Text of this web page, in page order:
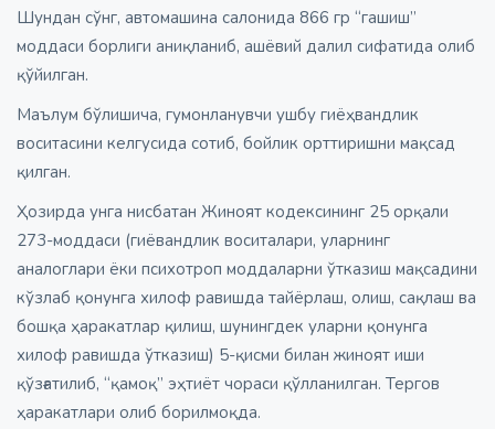
Шундан сўнг, автомашина салонида 866 гр “гашиш”
моддаси борлиги аниқланиб, ашёвий далил сифатида олиб
қўйилган.
Маълум бўлишича, гумонланувчи ушбу гиёҳвандлик
воситасини келгусида сотиб, бойлик орттиришни мақсад
қилган.
Ҳозирда унга нисбатан Жиноят кодексининг 25 орқали
273-моддаси (гиёвандлик воситалари, уларнинг
аналоглари ёки психотроп моддаларни ўтказиш мақсадини
кўзлаб қонунга хилоф равишда тайёрлаш, олиш, сақлаш ва
бошқа ҳаракатлар қилиш, шунингдек уларни қонунга
хилоф равишда ўтказиш) 5-қисми билан жиноят иши
қўзғатилиб, “қамоқ” эҳтиёт чораси қўлланилган. Тергов
ҳаракатлари олиб борилмоқда.